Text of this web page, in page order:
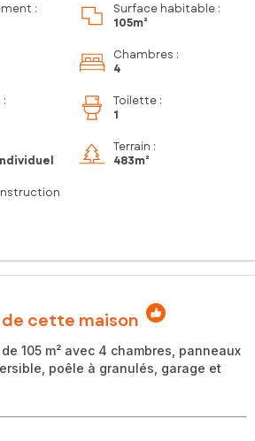
:
Surface habitable :
105m²
Chambres :
4
:
Toilette :
1
Terrain :
483m²
cette maison
105 m² avec 4 chambres, panneaux
poêle à granulés, garage et